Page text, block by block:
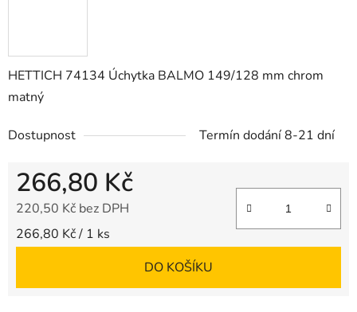
HETTICH 74134 Úchytka BALMO 149/128 mm chrom
matný
Dostupnost Termín dodání 8-21 dní
266,80 Kč
220,50 Kč bez DPH
Měrná cena:
266,80 Kč / 1 ks
DO KOŠÍKU